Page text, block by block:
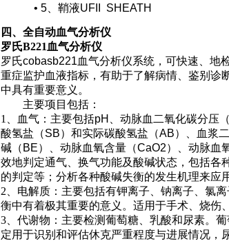
• 5、鞘液UFII SHEATH
四、全自动血气分析仪
罗氏B221血气分析仪
罗氏cobasb221血气分析仪系统，可快速、地
重症监护血液指标，有助于了解病情、鉴别诊
中具有重要意义 。
主要项目包括：
1、
血气： 主要包括pH、动脉血二氧化碳分压
酸氢盐（SB）和实际碳酸氢盐（AB）、血浆
碱（BE）、动脉血氧含量（CaO2）、动脉血
效地判定通气、换气功能及酸碱状态，包括各
的判定等；分析各种酸碱失衡的发生机理来应
2、 电解质： 主要包括有钾离子、钠离子、氯
衡中有着极其重要的意义。适用于手术、烧伤
3、 代谢物 ： 主要检测葡萄糖、乳酸和尿素。
定用于识别和评估休克严重程度与进展情况，